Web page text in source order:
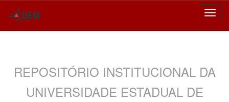
REPOSITÓRIO INSTITUCIONAL DA
UNIVERSIDADE ESTADUAL DE